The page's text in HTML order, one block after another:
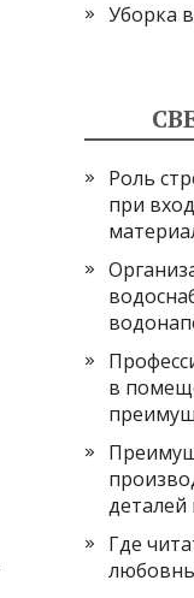
Уборка
Роль
при
в
деталей
Где